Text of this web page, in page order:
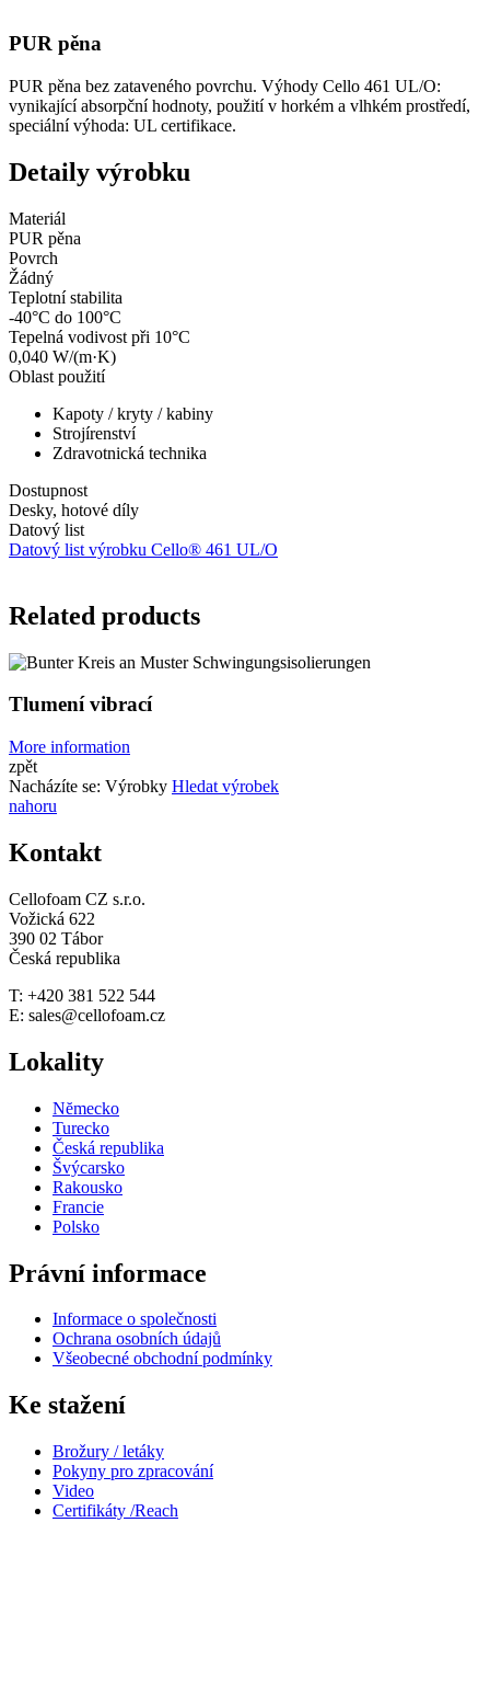
PUR pěna
PUR pěna bez zataveného povrchu. Výhody Cello 461 UL/O:
vynikající absorpční hodnoty, použití v horkém a vlhkém prostředí,
speciální výhoda: UL certifikace.
Detaily výrobku
Materiál
PUR pěna
Povrch
Žádný
Teplotní stabilita
-40°C do 100°C
Tepelná vodivost při 10°C
0,040 W/(m·K)
Oblast použití
Kapoty / kryty / kabiny
Strojírenství
Zdravotnická technika
Dostupnost
Desky, hotové díly
Datový list
Datový list výrobku Cello® 461 UL/O
Related products
Tlumení vibrací
More information
zpět
Nacházíte se: Výrobky Hledat výrobek
nahoru
Kontakt
Cellofoam CZ s.r.o.
Vožická 622
390 02 Tábor
Česká republika
T: +420 381 522 544
E: sales@cellofoam.cz
Lokality
Nĕmecko
Turecko
Česká republika
Švýcarsko
Rakousko
Francie
Polsko
Právní informace
Informace o společnosti
Ochrana osobních údajů
Všeobecné obchodní podmínky
Ke stažení
Brožury / letáky
Pokyny pro zpracování
Video
Certifikáty /Reach